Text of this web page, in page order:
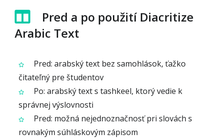
Pred a po použití Diacritize
Arabic Text
Pred: arabský text bez samohlások, ťažko
čitateľný pre študentov
Po: arabský text s tashkeel, ktorý vedie k
správnej výslovnosti
Pred: možná nejednoznačnosť pri slovách s
rovnakým súhláskovým zápisom